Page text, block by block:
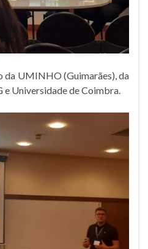
da UMINHO (Guimarães), da
e Universidade de Coimbra.